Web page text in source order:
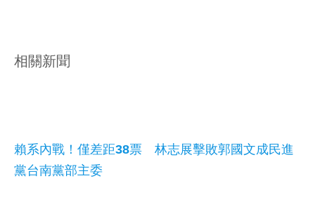
相關新聞
賴系內戰！僅差距38票 林志展擊敗郭國文成民進
黨台南黨部主委